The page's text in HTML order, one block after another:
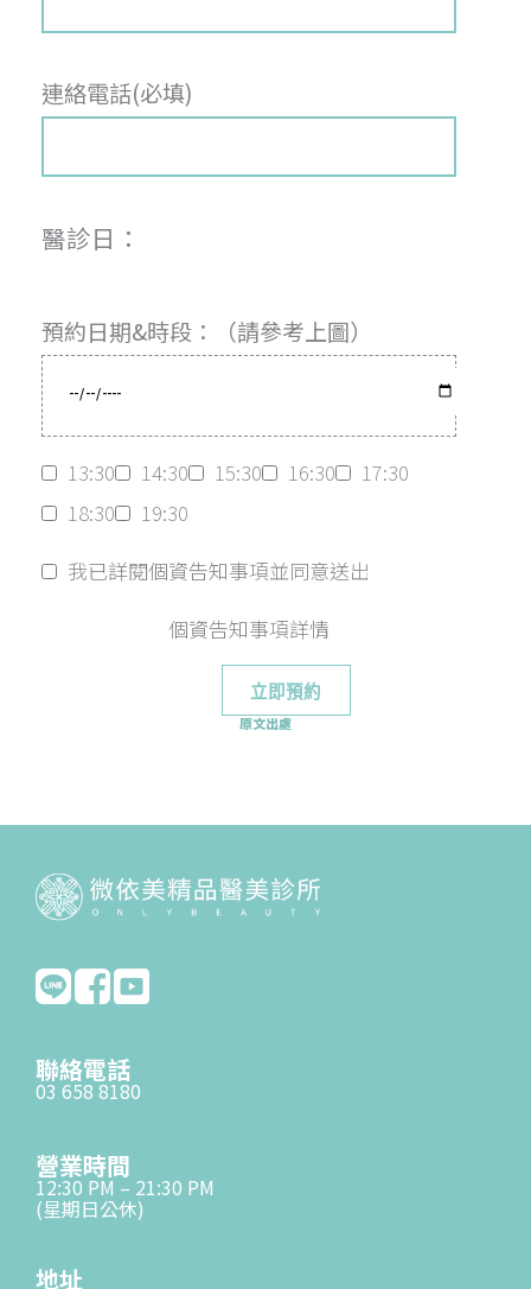
連絡電話(必填)
醫診日：
預約日期&時段：（請參考上圖）
13:30 14:30 15:30 16:30
17:30
18:30
19:30
我已詳閱個資告知事項並同意送出
個資告知事項詳情
原文出處
聯絡電話
03 658 8180
營業時間
12:30 PM – 21:30 PM
(星期日公休)
地址